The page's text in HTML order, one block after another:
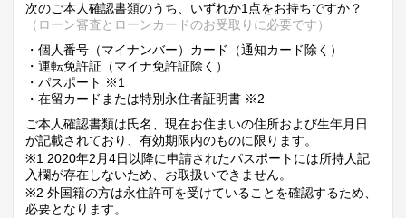
次のご本人確認書類のうち、いずれか1点をお持ちですか？
（ローン審査とローンカードのお受取りに必要です）
・個人番号（マイナンバー）カード（通知カード除く）
・運転免許証（マイナ免許証除く）
・パスポート ※1
・在留カードまたは特別永住者証明書 ※2
ご本人確認書類は氏名、現在お住まいの住所および生年月日
が記載されており、有効期限内のものに限ります。
※1 2020年2月4日以降に申請されたパスポートには所持人記
入欄が存在しないため、お取扱いできません。
※2 外国籍の方は永住許可を受けていることを確認するため、
必要となります。